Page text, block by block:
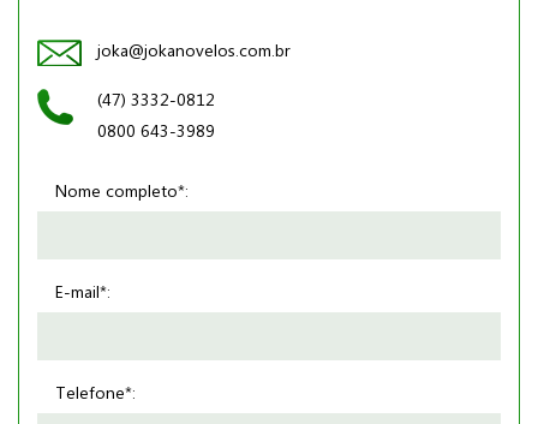
joka@jokanovelos.com.br
(47) 3332-0812
0800 643-3989
Nome completo*:
E-mail*:
Telefone*: